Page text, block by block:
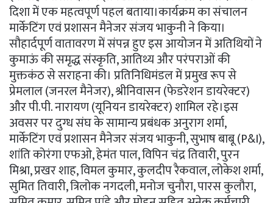
दिशा में एक महत्वपूर्ण पहल बताया।कार्यक्रम का संचालन
मार्केटिंग एवं प्रशासन मैनेजर संजय भाकुनी ने किया।
सौहार्दपूर्ण वातावरण में संपन्न हुए इस आयोजन में अतिथियों ने
कुमाऊं की समृद्ध संस्कृति, आतिथ्य और परंपराओं की
मुक्तकंठ से सराहना की। प्रतिनिधिमंडल में प्रमुख रूप से
प्रेमलाल (जनरल मैनेजर), श्रीनिवासन (फेडरेशन डायरेक्टर)
और पी.पी. नारायण (यूनियन डायरेक्टर) शामिल रहे।इस
अवसर पर दुग्ध संघ के सामान्य प्रबंधक अनुराग शर्मा,
मार्केटिंग एवं प्रशासन मैनेजर संजय भाकुनी, सुभाष बाबू (P&I),
शांति कोरंगा एफओ, हेमंत पाल, विपिन चंद्र तिवारी, पुरन
मिश्रा, प्रखर शाह, विमल कुमार, कुलदीप रैकवाल, लोकेश शर्मा,
सुमित तिवारी, त्रिलोक नगदली, मनोज चुनौरा, पारस कुलौरा,